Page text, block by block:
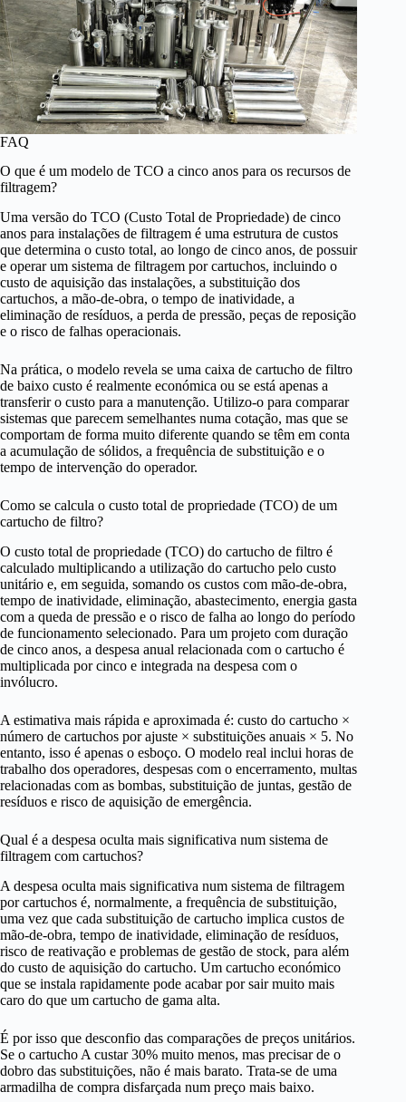
FAQ
O que é um modelo de TCO a cinco anos para os recursos de
filtragem?
Uma versão do TCO (Custo Total de Propriedade) de cinco
anos para instalações de filtragem é uma estrutura de custos
que determina o custo total, ao longo de cinco anos, de possuir
e operar um sistema de filtragem por cartuchos, incluindo o
custo de aquisição das instalações, a substituição dos
cartuchos, a mão-de-obra, o tempo de inatividade, a
eliminação de resíduos, a perda de pressão, peças de reposição
e o risco de falhas operacionais.
Na prática, o modelo revela se uma caixa de cartucho de filtro
de baixo custo é realmente económica ou se está apenas a
transferir o custo para a manutenção. Utilizo-o para comparar
sistemas que parecem semelhantes numa cotação, mas que se
comportam de forma muito diferente quando se têm em conta
a acumulação de sólidos, a frequência de substituição e o
tempo de intervenção do operador.
Como se calcula o custo total de propriedade (TCO) de um
cartucho de filtro?
O custo total de propriedade (TCO) do cartucho de filtro é
calculado multiplicando a utilização do cartucho pelo custo
unitário e, em seguida, somando os custos com mão-de-obra,
tempo de inatividade, eliminação, abastecimento, energia gasta
com a queda de pressão e o risco de falha ao longo do período
de funcionamento selecionado. Para um projeto com duração
de cinco anos, a despesa anual relacionada com o cartucho é
multiplicada por cinco e integrada na despesa com o
invólucro.
A estimativa mais rápida e aproximada é: custo do cartucho ×
número de cartuchos por ajuste × substituições anuais × 5. No
entanto, isso é apenas o esboço. O modelo real inclui horas de
trabalho dos operadores, despesas com o encerramento, multas
relacionadas com as bombas, substituição de juntas, gestão de
resíduos e risco de aquisição de emergência.
Qual é a despesa oculta mais significativa num sistema de
filtragem com cartuchos?
A despesa oculta mais significativa num sistema de filtragem
por cartuchos é, normalmente, a frequência de substituição,
uma vez que cada substituição de cartucho implica custos de
mão-de-obra, tempo de inatividade, eliminação de resíduos,
risco de reativação e problemas de gestão de stock, para além
do custo de aquisição do cartucho. Um cartucho económico
que se instala rapidamente pode acabar por sair muito mais
caro do que um cartucho de gama alta.
É por isso que desconfio das comparações de preços unitários.
Se o cartucho A custar 30% muito menos, mas precisar de o
dobro das substituições, não é mais barato. Trata-se de uma
armadilha de compra disfarçada num preço mais baixo.